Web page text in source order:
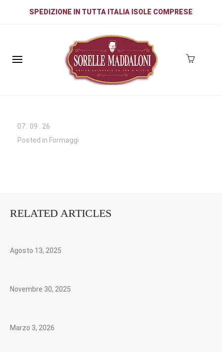
SPEDIZIONE IN TUTTA ITALIA ISOLE COMPRESE
07 09
26
Posted in Formaggi
RELATED ARTICLES
Agosto 13, 2025
Novembre 30, 2025
Marzo 3, 2026